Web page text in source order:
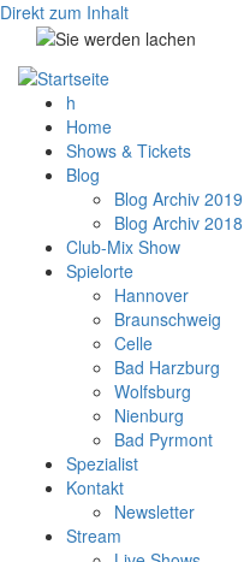
Direkt zum Inhalt
h
Home
Shows & Tickets
Blog
Blog Archiv 2019
Blog Archiv 2018
Club-Mix Show
Spielorte
Hannover
Braunschweig
Celle
Bad Harzburg
Wolfsburg
Nienburg
Bad Pyrmont
Spezialist
Kontakt
Newsletter
Stream